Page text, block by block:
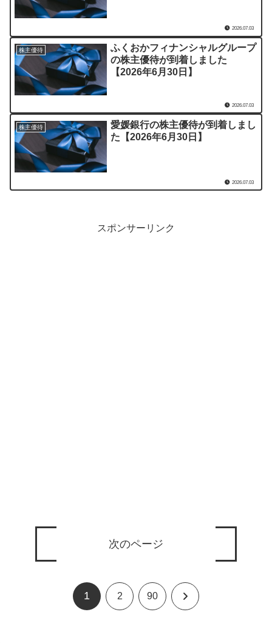
2026.07.03
株主優待
ふくおかフィナンシャルグループ
の株主優待が到着しました
【2026年6月30日】
2026.07.03
株主優待
愛媛銀行の株主優待が到着しまし
た【2026年6月30日】
2026.07.03
スポンサーリンク
次のページ
1 2 90 次